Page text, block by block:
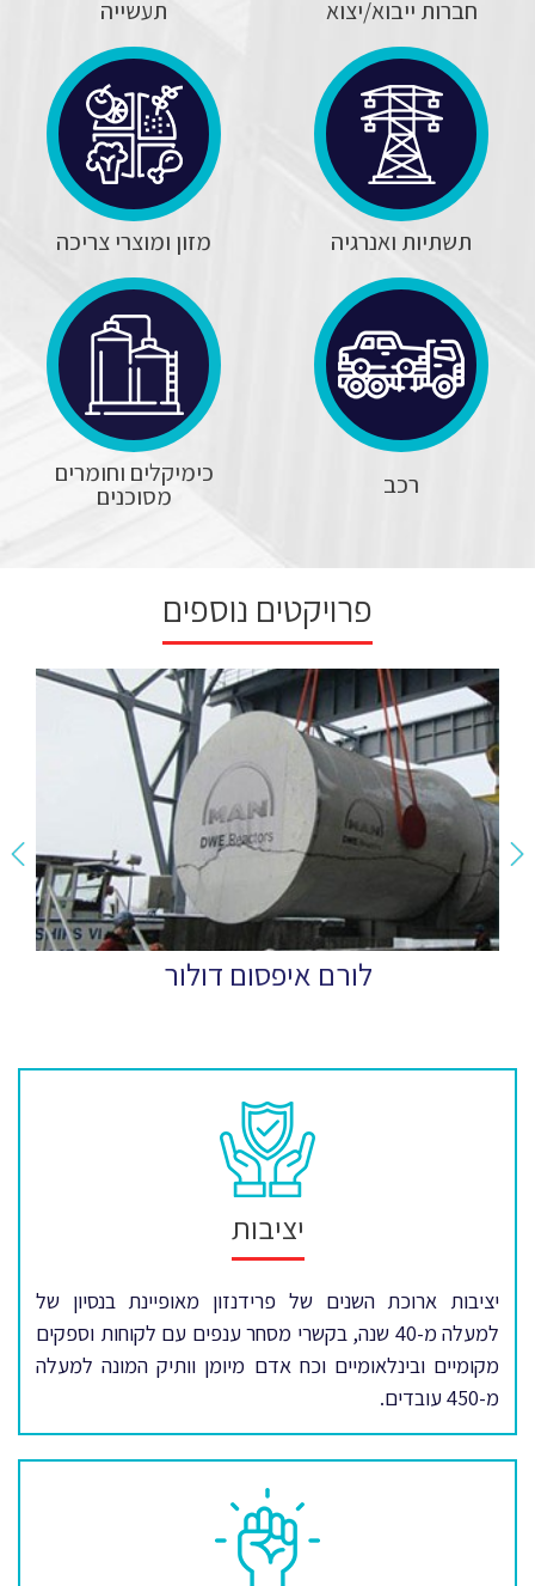
חברות ייבוא/יצוא תעשייה
תשתיות ואנרגיה מזון ומוצרי צריכה
רכב כימיקלים וחומרים
מסוכנים
פרויקטים נוספים
לורם איפסום דולור
יציבות
יציבות ארוכת השנים של פרידנזון מאופיינת בנסיון של
למעלה מ-40 שנה, בקשרי מסחר ענפים עם לקוחות וספקים
מקומיים ובינלאומיים וכח אדם מיומן וותיק המונה למעלה
מ-450 עובדים.